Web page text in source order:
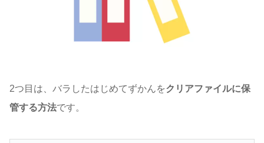
2つ目は、バラしたはじめてずかんをクリアファイルに保
管する方法です。